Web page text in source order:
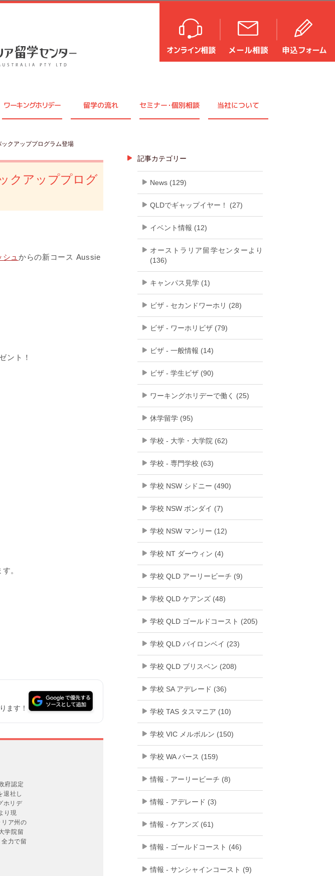
ワーキングホリデー 留学の流れ セミナー・個別相談 当社について
クアッププログラム登場
クアッププログ
ュ からの新コース Aussie
ント！
。
ます！
府認定
退社し
ホリデ
り現
ア州の
学院留
力で留
記事カテゴリー
News (129)
QLDでギャップイヤー！ (27)
イベント情報 (12)
オーストラリア留学センターより
(136)
キャンパス見学 (1)
ビザ - セカンドワーホリ (28)
ビザ - ワーホリビザ (79)
ビザ - 一般情報 (14)
ビザ - 学生ビザ (90)
ワーキングホリデーで働く (25)
休学留学 (95)
学校 - 大学・大学院 (62)
学校 - 専門学校 (63)
学校 NSW シドニー (490)
学校 NSW ボンダイ (7)
学校 NSW マンリー (12)
学校 NT ダーウィン (4)
学校 QLD アーリービーチ (9)
学校 QLD ケアンズ (48)
学校 QLD ゴールドコースト (205)
学校 QLD バイロンベイ (23)
学校 QLD ブリスベン (208)
学校 SA アデレード (36)
学校 TAS タスマニア (10)
学校 VIC メルボルン (150)
学校 WA パース (159)
情報 - アーリービーチ (8)
情報 - アデレード (3)
情報 - ケアンズ (61)
情報 - ゴールドコースト (46)
情報 - サンシャインコースト (9)